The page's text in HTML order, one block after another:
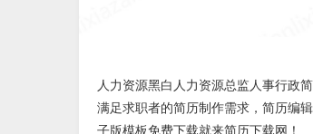
人力资源黑白人力资源总监人事行政
满足求职者的简历制作需求，简历编
子版模板免费下载就来简历下载网 ！